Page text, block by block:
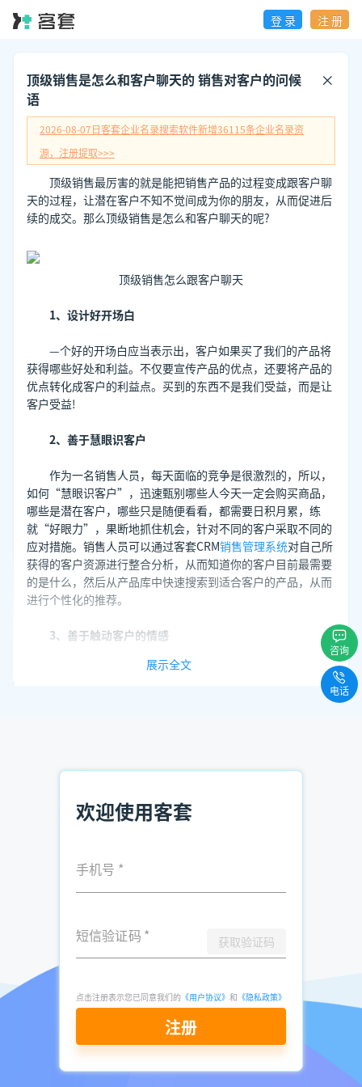
登 录 注 册
顶级销售是怎么和客户聊天的 销售对客户的问候
语
2026-08-07日客套企业名录搜索软件新增36115条企业名录资
源，注册提取>>>
顶级销售最厉害的就是能把销售产品的过程变成跟客户聊
天的过程，让潜在客户不知不觉间成为你的朋友，从而促进后
续的成交。那么顶级销售是怎么和客户聊天的呢?
顶级销售怎么跟客户聊天
1、设计好开场白
—个好的开场白应当表示出，客户如果买了我们的产品将
获得哪些好处和利益。不仅要宣传产品的优点，还要将产品的
优点转化成客户的利益点。买到的东西不是我们受益，而是让
客户受益!
2、善于慧眼识客户
作为一名销售人员，每天面临的竞争是很激烈的，所以，
如何“慧眼识客户”，迅速甄别哪些人今天一定会购买商品，
哪些是潜在客户，哪些只是随便看看，都需要日积月累，练
就“好眼力”，果断地抓住机会，针对不同的客户采取不同的
应对措施。销售人员可以通过客套CRM销售管理系统对自己所
获得的客户资源进行整合分析，从而知道你的客户目前最需要
的是什么，然后从产品库中快速搜索到适合客户的产品，从而
进行个性化的推荐。
3、善于触动客户的情感
找准了客户的真正需求之后，下一步要对客户“动之以
情，晓之以理”。从简单的问候入手，逐步深入，循序渐进，
套”，顺从地跟着你的描述进入那美妙的产品世界，这时候他
要成为赢家要先成为专家。首先必须要掌握产品的卖点，
5、能抓准客户的需求
抓住了恰当的机会之后，接下来就是，针对真正的客户，
如何尽快地摸清他们的需求。在找准了客户的真正需求之后，
就能够做到“量体裁衣”，保证每位客户都能满意。
附销售人员给客户的早安问候语
展示全文
欢迎使用客套
手机号 *
短信验证码 * 获取验证码
点击注册表示您已同意我们的 《用户协议》 和 《隐私政策》
注册
咨询
电话